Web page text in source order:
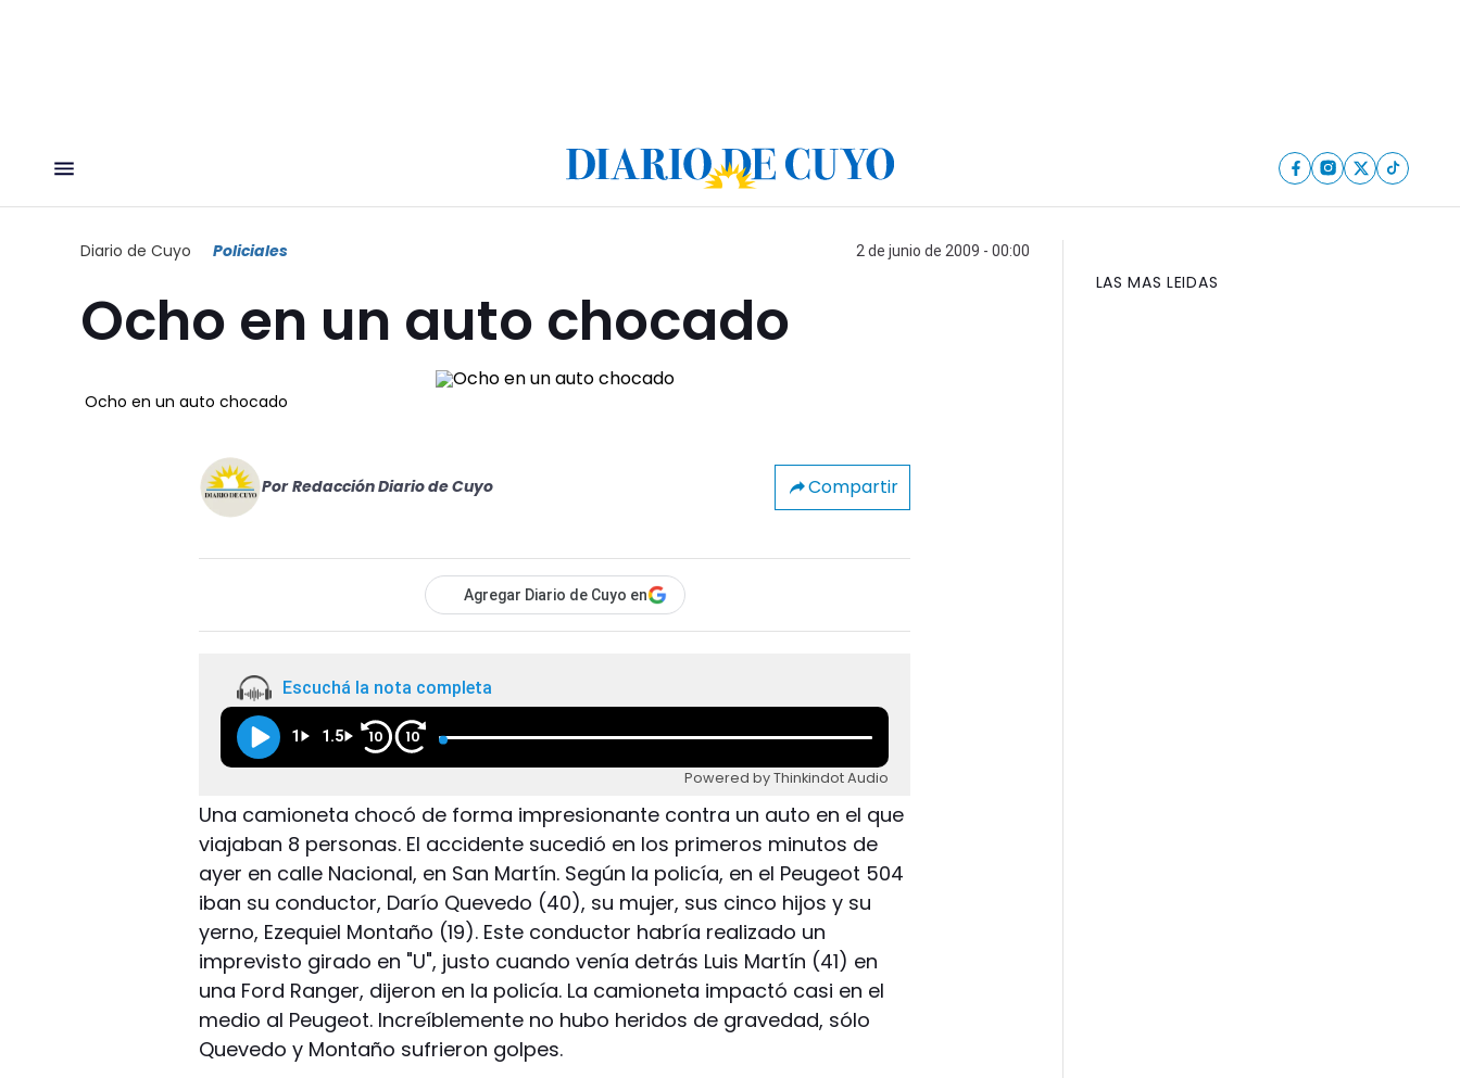
Diario de Cuyo Policiales 2 de junio de 2009 - 00:00
Ocho en un auto chocado
Ocho en un auto chocado
Por Redacción Diario de Cuyo Compartir
Agregar Diario de Cuyo en
Escuchá la nota completa
1 1.5 10 10
Powered by Thinkindot Audio
Una camioneta chocó de forma impresionante contra un auto en el que
viajaban 8 personas. El accidente sucedió en los primeros minutos de
ayer en calle Nacional, en San Martín. Según la policía, en el Peugeot 504
iban su conductor, Darío Quevedo (40), su mujer, sus cinco hijos y su
yerno, Ezequiel Montaño (19). Este conductor habría realizado un
imprevisto girado en "U", justo cuando venía detrás Luis Martín (41) en
una Ford Ranger, dijeron en la policía. La camioneta impactó casi en el
medio al Peugeot. Increíblemente no hubo heridos de gravedad, sólo
Quevedo y Montaño sufrieron golpes.
LAS MAS LEIDAS